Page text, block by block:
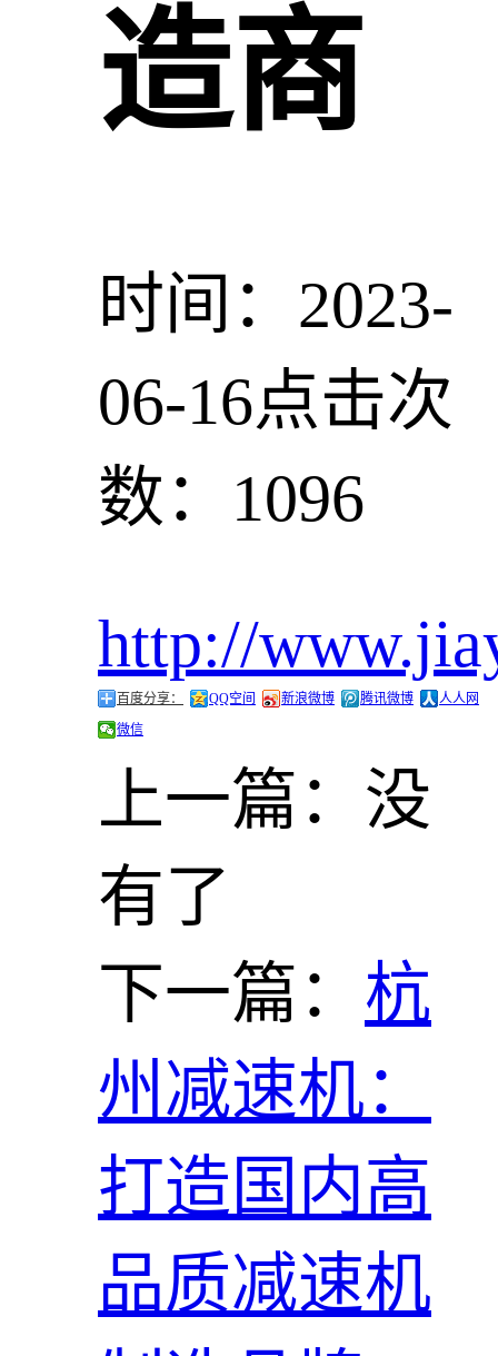
造商
时间：2023-
06-16点击次
数：1096
http://
百度分享： QQ空间 新浪微博 腾讯微博
人人网
微信
上一篇： 没
有了
下一篇： 杭
州减速机：
打造国内高
品质减速机